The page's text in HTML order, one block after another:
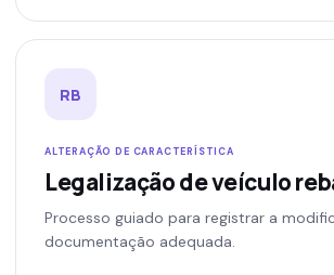
RB
ALTERAÇÃO DE CARACTERÍSTICA
Legalização de veículo
Processo guiado para registrar a
documentação adequada.